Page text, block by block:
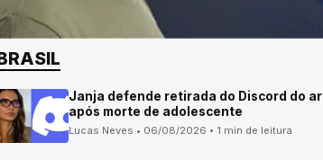
Janja defende retirada do Discord do ar
após morte de adolescente
Lucas Neves • 06/08/2026 • 1 min de leitura